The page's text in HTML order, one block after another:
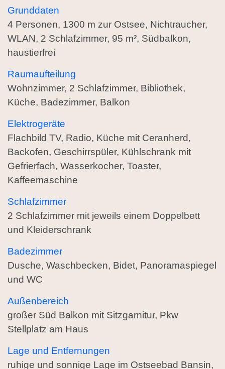
Grunddaten
4 Personen, 1300 m zur Ostsee, Nichtraucher,
WLAN, 2 Schlafzimmer, 95 m², Südbalkon,
haustierfrei
Raumaufteilung
Wohnzimmer, 2 Schlafzimmer, Bibliothek,
Küche, Badezimmer, Balkon
Elektrogeräte
Flachbild TV, Radio, Küche mit Ceranherd,
Backofen, Geschirrspüler, Kühlschrank mit
Gefrierfach, Wasserkocher, Toaster,
Kaffeemaschine
Schlafzimmer
2 Schlafzimmer mit jeweils einem Doppelbett
und Kleiderschrank
Badezimmer
Dusche, Waschbecken, Bidet, Panoramaspiegel
und WC
Außenbereich
großer Süd Balkon mit Sitzgarnitur, Pkw
Stellplatz am Haus
Lage und Entfernungen
ruhige und sonnige Lage im Ostseebad Bansin,